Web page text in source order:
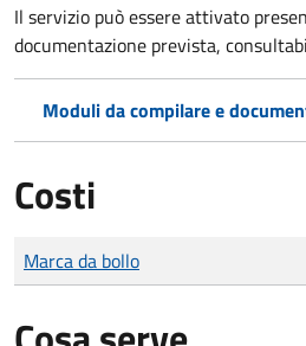
Il servizio può essere attivato
documentazione prevista,
Moduli da compilare e
Costi
Tipo di pagamento
Importo
Marca da bollo